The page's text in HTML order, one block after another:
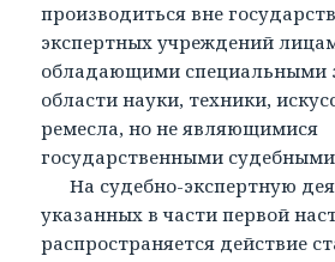
производиться вне
экспертных учреждений
обладающими специальными
области науки, техники,
ремесла, но не являющимися
государственными
На судебно-экспертную
указанных в части первой
распространяется действие